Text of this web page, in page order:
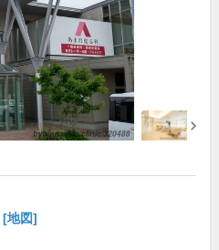
[地図]